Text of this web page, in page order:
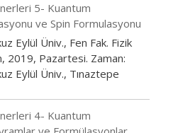
5- Kuantum
ve Spin Formulasyonu
Eylül Üniv., Fen Fak. Fizik
2019, Pazartesi. Zaman:
Eylül Üniv., Tınaztepe
4- Kuantum